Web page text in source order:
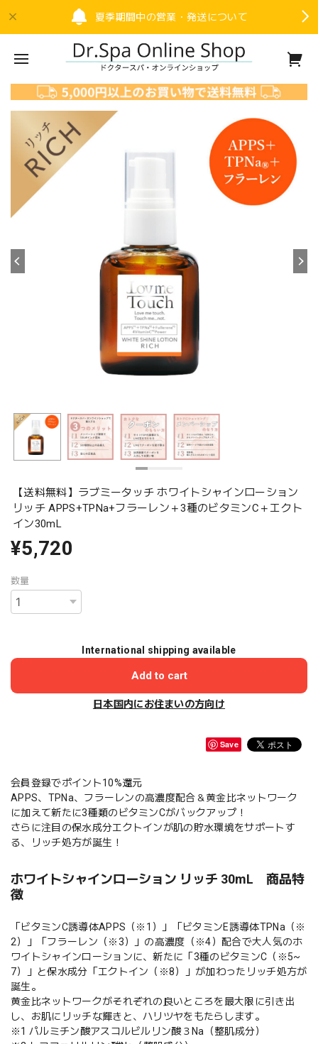
夏季期間中の営業・発送について
【送料無料】ラブミータッチ ホワイトシャインローション
リッチ APPS+TPNa+フラーレン＋3種のビタミンC＋エクト
イン30mL
¥5,720
数量
International shipping available
Add to cart
日本国内にお住まいの方向け
Save
会員登録でポイント10%還元
APPS、TPNa、フラーレンの高濃度配合＆黄金比ネットワーク
に加えて新たに3種類のビタミンCがバックアップ！
さらに注目の保水成分エクトインが肌の貯水環境をサポートす
る、リッチ処方が誕生！
ホワイトシャインローション リッチ 30mL 商品特
徴
「ビタミンC誘導体APPS（※1）」「ビタミンE誘導体TPNa（※
2）」「フラーレン（※3）」の高濃度（※4）配合で大人気のホ
ワイトシャインローションに、新たに「3種のビタミンC（※5~
7）」と保水成分「エクトイン（※8）」が加わったリッチ処方が
誕生。
黄金比ネットワークがそれぞれの良いところを最大限に引き出
し、お肌にリッチな輝きと、ハリツヤをもたらします。
※1 パルミチン酸アスコルビルリン酸３Na（整肌成分）